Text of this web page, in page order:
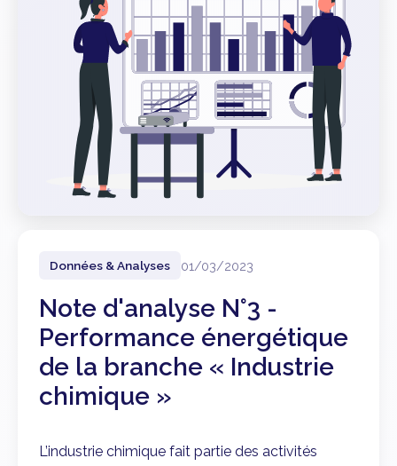
Données & Analyses 01/03/2023
Note d'analyse N°3 -
Performance énergétique
de la branche « Industrie
chimique »
L’industrie chimique fait partie des activités